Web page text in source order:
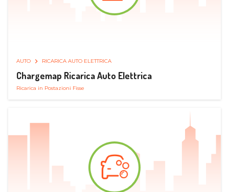
AUTO RICARICA AUTO ELETTRICA
Chargemap Ricarica Auto Elettrica
Ricarica in Postazioni Fisse